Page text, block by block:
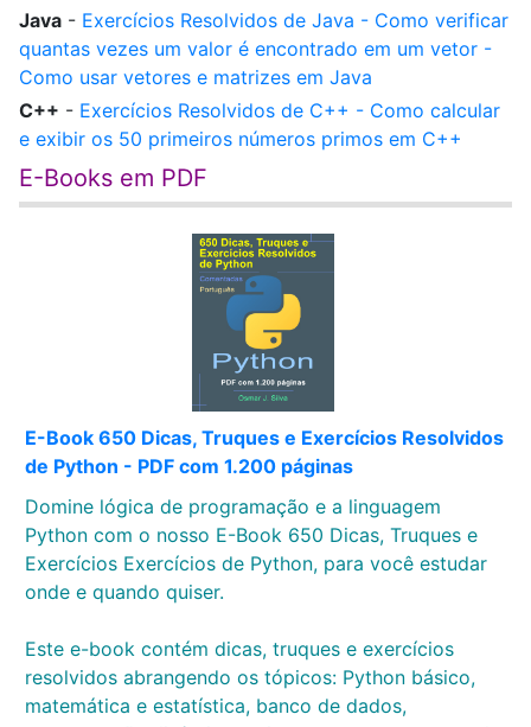
Java - Exercícios Resolvidos de Java - Como verificar
quantas vezes um valor é encontrado em um vetor -
Como usar vetores e matrizes em Java
C++ - Exercícios Resolvidos de C++ - Como calcular
e exibir os 50 primeiros números primos em C++
E-Books em PDF
E-Book 650 Dicas, Truques e Exercícios Resolvidos
de Python - PDF com 1.200 páginas
Domine lógica de programação e a linguagem
Python com o nosso E-Book 650 Dicas, Truques e
Exercícios Exercícios de Python, para você estudar
onde e quando quiser.
Este e-book contém dicas, truques e exercícios
resolvidos abrangendo os tópicos: Python básico,
matemática e estatística, banco de dados,